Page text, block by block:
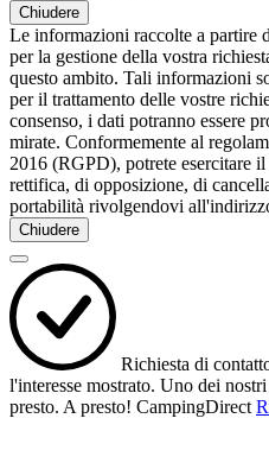
Chiudere
Le informazioni raccolte a partire
per la gestione della vostra
questo ambito. Tali informazioni
per il trattamento delle vostre
consenso, i dati potranno essere
mirate. Conformemente al
2016 (RGPD), potrete esercitare
rettifica, di opposizione, di
portabilità rivolgendovi
Chiudere
Richiesta di
l'interesse mostrato. Uno dei
presto. A presto! CampingDirect